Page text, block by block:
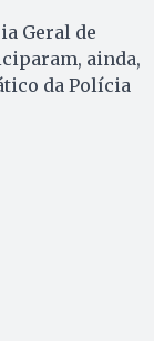
Geral de
ainda,
da Polícia